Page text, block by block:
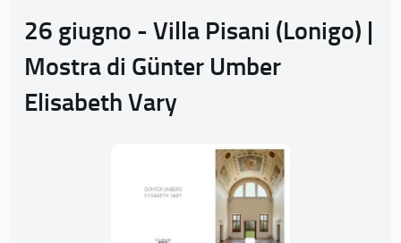
26 giugno - Villa Pisani (Lonigo) |
Mostra di Günter Umber
Elisabeth Vary